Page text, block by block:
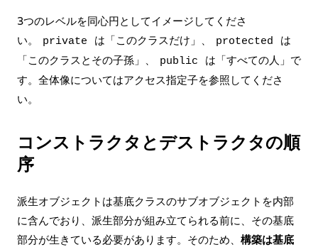
3つのレベルを同心円としてイメージしてくださ
い。
private は「このクラスだけ」、 protected
は
「このクラスとその子孫」、
public
は「すべての人」で
す。全体像についてはアクセス指定子を参照してくださ
い。
コンストラクタとデストラクタの順
序
派生オブジェクトは基底クラスのサブオブジェクトを内部
に含んでおり、派生部分が組み立てられる前に、その基底
部分が生きている必要があります。そのため、 構築は基底